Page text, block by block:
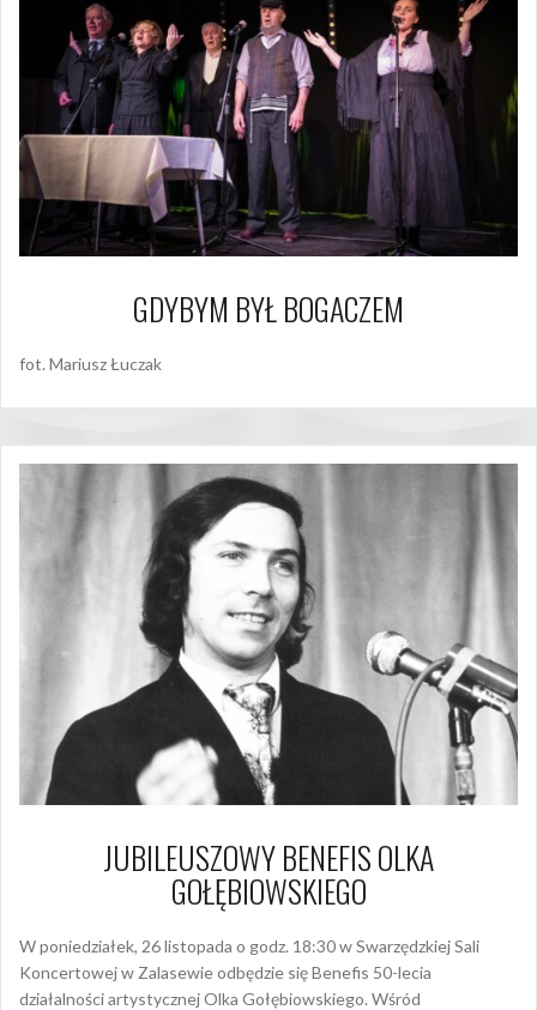
GDYBYM BYŁ BOGACZEM
fot. Mariusz Łuczak
JUBILEUSZOWY BENEFIS OLKA
GOŁĘBIOWSKIEGO
W poniedziałek, 26 listopada o godz. 18:30 w Swarzędzkiej Sali
Koncertowej w Zalasewie odbędzie się Benefis 50-lecia
działalności artystycznej Olka Gołębiowskiego. Wśród